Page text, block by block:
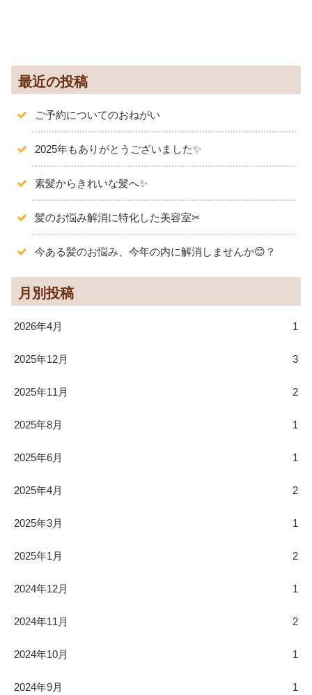
最近の投稿
ご予約についてのおねがい
2025年もありがとうございました✨️
素髪からきれいな髪へ✨
髪のお悩み解消に特化した美容室✂
今ある髪のお悩み、今年の内に解消しませんか😊？
月別投稿
2026年4月 1
2025年12月 3
2025年11月 2
2025年8月 1
2025年6月 1
2025年4月 2
2025年3月 1
2025年1月 2
2024年12月 1
2024年11月 2
2024年10月 1
2024年9月 1